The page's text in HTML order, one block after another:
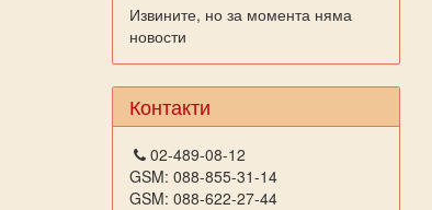
Извините, но за момента няма
новости
Контакти
02-489-08-12
GSM: 088-855-31-14
GSM: 088-622-27-44